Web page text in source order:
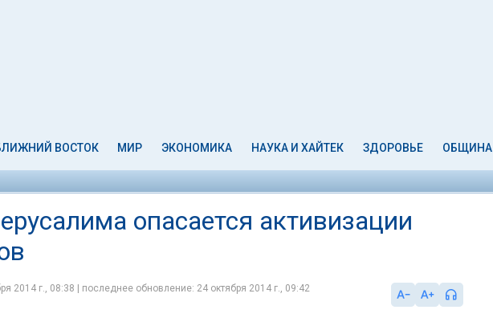
ВОСТОК МИР ЭКОНОМИКА НАУКА И ХАЙТЕК ЗДОРОВЬЕ ОБЩИНА
опасается активизации
2014 г., 08:38 | последнее обновление: 24 октября 2014 г., 09:42